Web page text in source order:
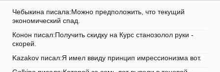
Чебыкина писала:Можно предположить, что текущий
экономический спад.
Конон писал:Получить скидку на Курс станозолол руки -
скорей.
Kazakov писал:Я имел ввиду принцип имрессионизма вот.